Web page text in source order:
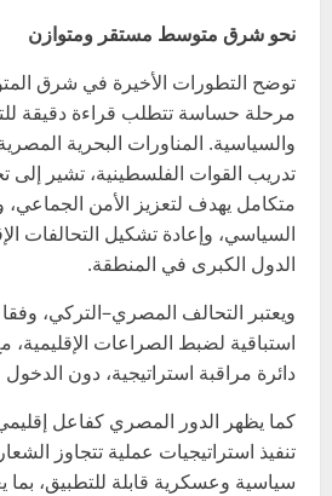
نحو شرق متوسط مستقر ومتوازن
توضح التطورات الأخيرة في شرق
مرحلة حساسة تتطلب قراءة دقيقة
والسياسية. المناورات البحرية
تدريب القوات الفلسطينية، تشير إلى
متكامل يهدف لتعزيز الأمن الجماعي،
السياسي، وإعادة تشكيل التحالفات
الدول الكبرى في المنطقة.
ويعتبر التحالف المصري–التركي،
استباقية لضبط الصراعات الإقليمية،
دائرة مراقبة استراتيجية، دون
كما يظهر الدور المصري كفاعل
تنفيذ استراتيجيات عملية تتجاوز
سياسية وعسكرية قابلة للتطبيق، بما